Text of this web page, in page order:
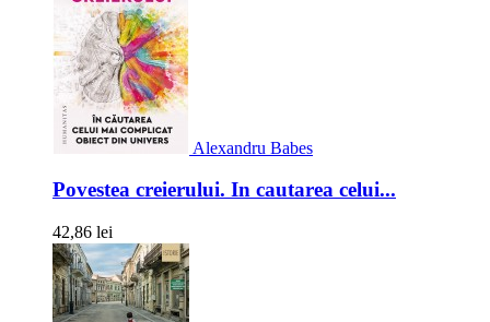
Alexandru Babes
Povestea creierului. In cautarea celui...
42,86 lei